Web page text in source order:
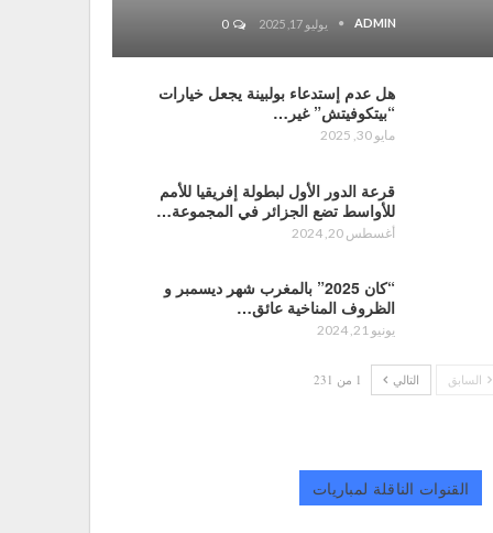
ADMIN يوليو 17, 2025 0
هل عدم إستدعاء بولبينة يجعل خيارات
“بيتكوفيتش” غير…
مايو 30, 2025
قرعة الدور الأول لبطولة إفريقيا للأمم
للأواسط تضع الجزائر في المجموعة…
أغسطس 20, 2024
“كان 2025” بالمغرب شهر ديسمبر و
الظروف المناخية عائق…
يونيو 21, 2024
السابق التالي 1 من 231
القنوات الناقلة لمباريات